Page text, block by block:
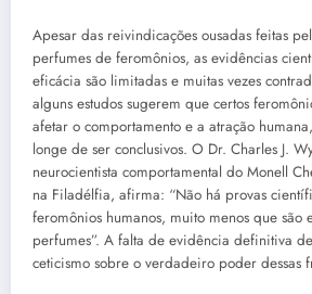
Apesar das reivindicações ousadas feitas
perfumes de feromônios, as evidências
eficácia são limitadas e muitas vezes
alguns estudos sugerem que certos
afetar o comportamento e a atração
longe de ser conclusivos. O Dr. Charles J.
neurocientista comportamental do Monell
na Filadélfia, afirma: “Não há provas
feromônios humanos, muito menos que são
perfumes”. A falta de evidência definitiva
ceticismo sobre o verdadeiro poder dessas